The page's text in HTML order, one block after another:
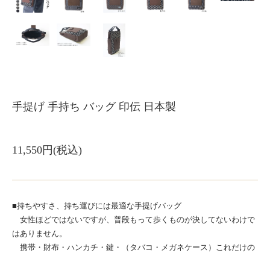
手提げ 手持ち バッグ 印伝 日本製
11,550円(税込)
■持ちやすさ、持ち運びには最適な手提げバッグ
女性ほどではないですが、普段もって歩くものが決してないわけで
はありません。
携帯・財布・ハンカチ・鍵・（タバコ・メガネケース）これだけの